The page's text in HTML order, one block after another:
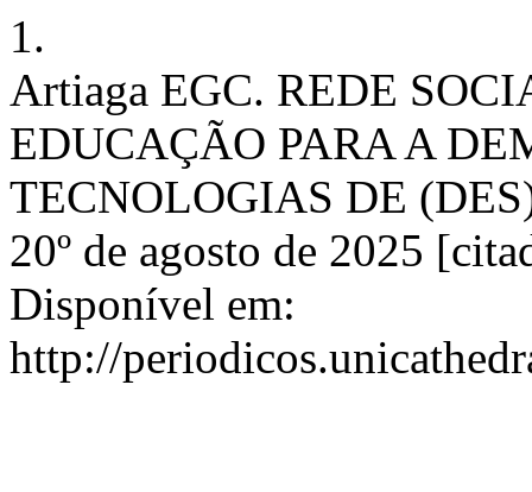
1.
Artiaga EGC. REDE
EDUCAÇÃO PARA A
TECNOLOGIAS DE
20º de agosto de 2025
Disponível em:
http://